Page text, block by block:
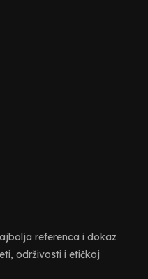
referenca i dokaz
održivosti i etičkoj